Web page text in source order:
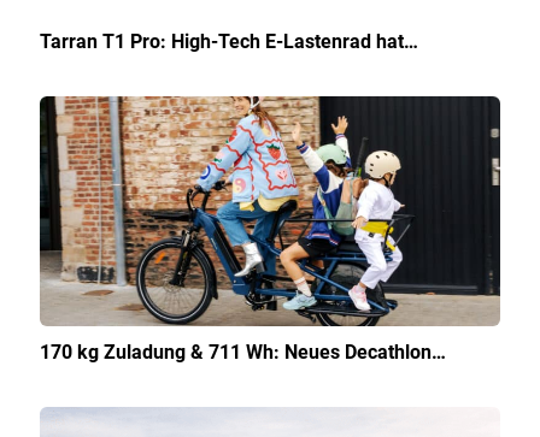
Tarran T1 Pro: High-Tech E-Lastenrad hat…
170 kg Zuladung & 711 Wh: Neues Decathlon…